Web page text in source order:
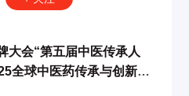
大会“第五届中医传承人
全球中医药传承与创新年
年12月26日-28日在